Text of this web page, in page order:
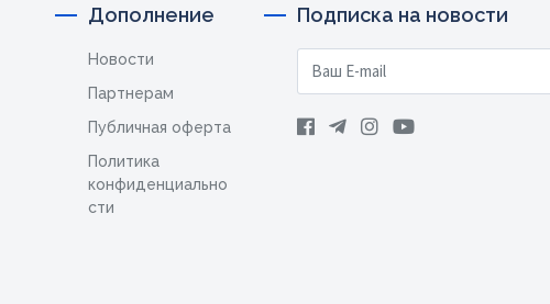
Дополнение
Новости
Партнерам
Публичная оферта
Политика
конфиденциально
сти
Подписка на новости